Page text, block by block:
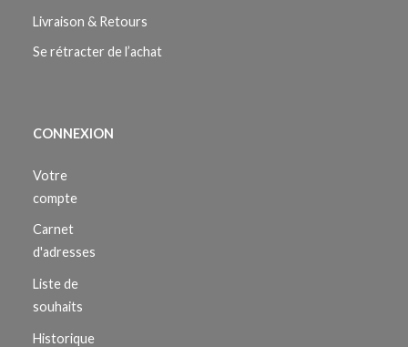
Livraison & Retours
Se rétracter de l’achat
CONNEXION
Votre
compte
Carnet
d'adresses
Liste de
souhaits
Historique